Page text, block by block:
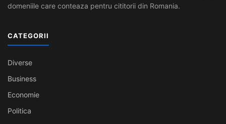
domeniile care conteaza pentru cititorii din Romania.
CATEGORII
Diverse
Business
Economie
Politica